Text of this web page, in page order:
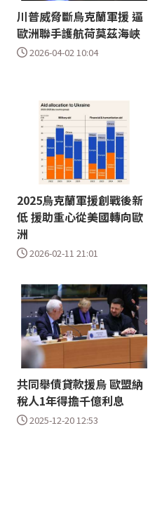
川普威脅斷烏克蘭軍援 逼
歐洲聯手護航荷莫茲海峽
2026-04-02 10:04
2025烏克蘭軍援創戰後新
低 援助重心從美國轉向歐
洲
2026-02-11 21:01
共同舉債貸款援烏 歐盟納
稅人1年得擔千億利息
2025-12-20 12:53